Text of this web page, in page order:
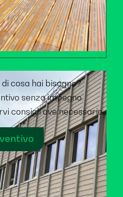
cosa hai bisogno?
senza impegno.
consigli ove necessario.